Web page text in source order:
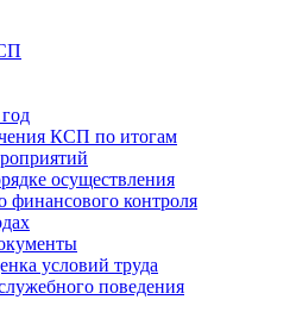
КСП по итогам
осуществления
финансового контроля
условий труда
поведения